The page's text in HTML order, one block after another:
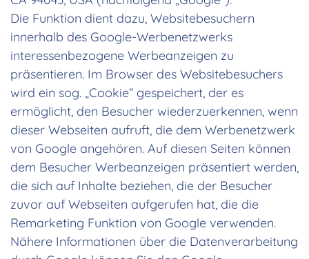
Die Funktion dient dazu, Websitebesuchern
innerhalb des Google-Werbenetzwerks
interessenbezogene Werbeanzeigen zu
präsentieren. Im Browser des Websitebesuchers
wird ein sog. „Cookie“ gespeichert, der es
ermöglicht, den Besucher wiederzuerkennen, wenn
dieser Webseiten aufruft, die dem Werbenetzwerk
von Google angehören. Auf diesen Seiten können
dem Besucher Werbeanzeigen präsentiert werden,
die sich auf Inhalte beziehen, die der Besucher
zuvor auf Webseiten aufgerufen hat, die die
Remarketing Funktion von Google verwenden.
Nähere Informationen über die Datenverarbeitung